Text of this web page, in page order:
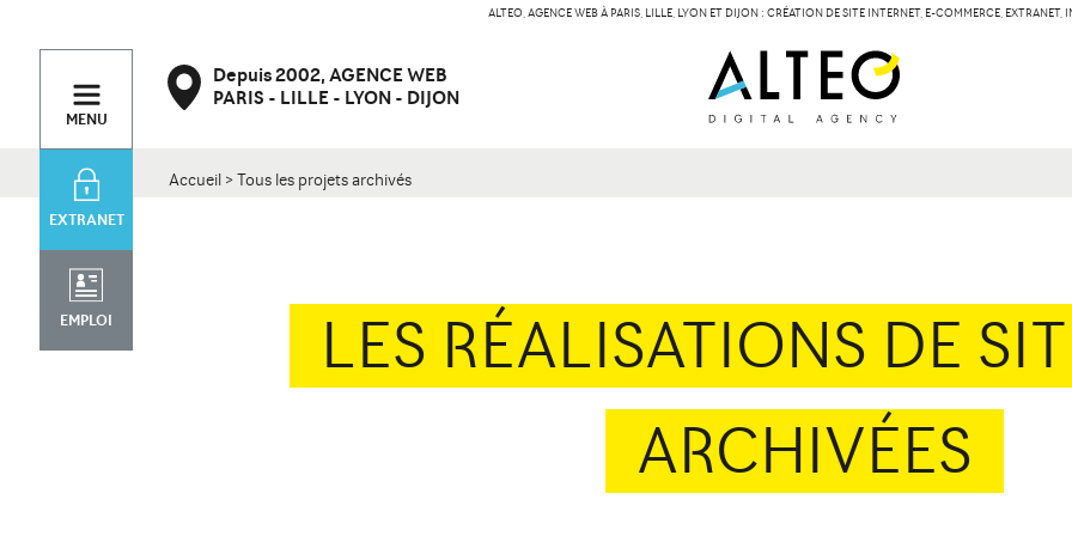
ALTEO, AGENCE WEB À PARIS, LILLE, LYON ET DIJON : CRÉATION DE SITE INTERNET, E-COMMERCE, EXTRANET,
Depuis 2002, AGENCE WEB
PARIS
LILLE LYON DIJON
MENU
EXTRANET
EMPLOI
34 rue Desaix
75015 Paris
47 bd de Courcelles
75008 Paris
134 Rue des Templiers
Accueil > Tous les projets archivés
LES RÉALISATIONS DE
ARCHIVÉES